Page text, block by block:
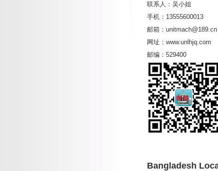
联系人：吴小姐
手机：13555600013
邮箱：unitmach@189.cn
网址：www.unlhjq.com
邮编：529400
Bangladesh